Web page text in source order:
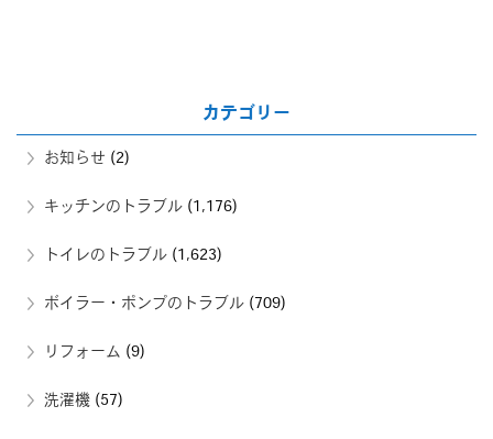
カテゴリー
お知らせ (2)
キッチンのトラブル (1,176)
トイレのトラブル (1,623)
ボイラー・ポンプのトラブル (709)
リフォーム (9)
洗濯機 (57)